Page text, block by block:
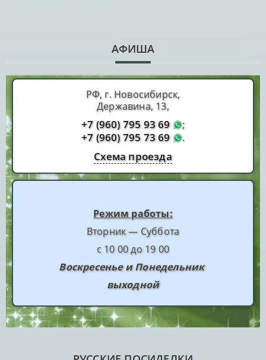
АФИША
РФ, г. Новосибирск,
Державина, 13,
+7 (960) 795 93 69 ;
+7 (960) 795 73 69 .
Схема проезда
Режим работы:
Вторник — Суббота
с 10 00 до 19 00
Воскресенье и Понедельник
выходной